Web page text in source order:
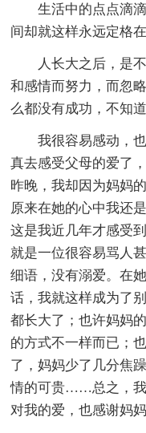
生活中的点点滴
间却就这样永远定格
人长大之后，是
和感情而努力，而忽
么都没有成功，不知
我很容易感动，
真去感受父母的爱了
昨晚，我却因为妈妈
原来在她的心中我还
这是我近几年才感受
就是一位很容易骂人
细语，没有溺爱。在
话，我就这样成为了
都长大了；也许妈妈
的方式不一样而已；
了，妈妈少了几分焦
情的可贵……总之，我
对我的爱，也感谢妈